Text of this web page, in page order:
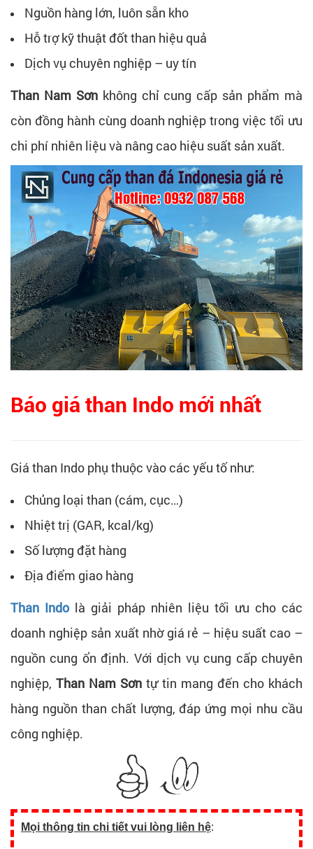
Nguồn hàng lớn, luôn sẵn kho
Hỗ trợ kỹ thuật đốt than hiệu quả
Dịch vụ chuyên nghiệp – uy tín
Than Nam Sơnkhông chỉ cung cấp sản phẩm mà
còn đồng hành cùng doanh nghiệp trong việc tối ưu
chi phí nhiên liệu và nâng cao hiệu suất sản xuất.
Báo giá than Indo mới nhất
Giá than Indo phụ thuộc vào các yếu tố như:
Chủng loại than (cám, cục…)
Nhiệt trị (GAR, kcal/kg)
Số lượng đặt hàng
Địa điểm giao hàng
Than Indo là giải pháp nhiên liệu tối ưu cho các
doanh nghiệp sản xuất nhờ giá rẻ – hiệu suất cao –
nguồn cung ổn định. Với dịch vụ cung cấp chuyên
nghiệp, Than Nam Sơn tự tin mang đến cho khách
hàng nguồn than chất lượng, đáp ứng mọi nhu cầu
công nghiệp.
Mọi thông tin chi tiết vui lòng liên hệ: